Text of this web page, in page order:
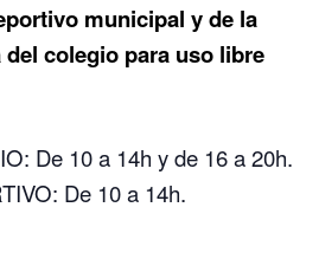
municipal y de la
colegio para uso libre
De 10 a 14h y de 16 a 20h.
De 10 a 14h.